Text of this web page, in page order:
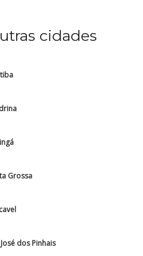
cidades
Grossa
dos Pinhais